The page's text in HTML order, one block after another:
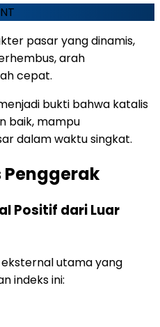
pasar yang dinamis,
arah
cepat.
bukti bahwa katalis
baik, mampu
dalam waktu singkat.
Positif dari Luar
utama yang
indeks ini: